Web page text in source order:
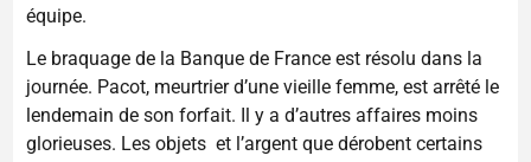
équipe.
Le braquage de la Banque de France est résolu dans la
journée. Pacot, meurtrier d’une vieille femme, est arrêté le
lendemain de son forfait. Il y a d’autres affaires moins
glorieuses. Les objets et l’argent que dérobent certains